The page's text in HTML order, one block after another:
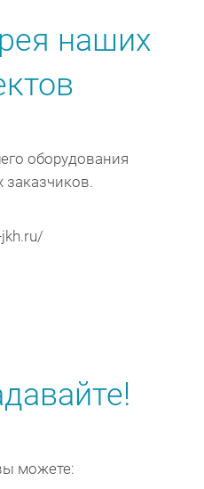
наших
оборудования
заказчиков.
можете: